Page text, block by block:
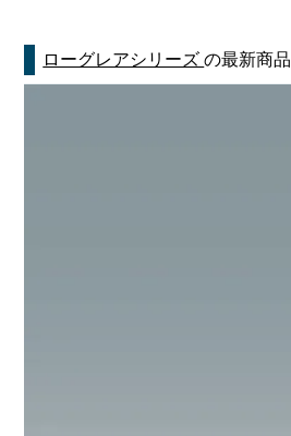
ローグレアシリーズの最新商品